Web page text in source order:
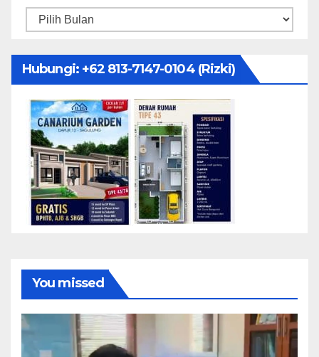
Arsip
Hubungi: ‪+62 813-7147-0104‬ (Rizki)
You missed